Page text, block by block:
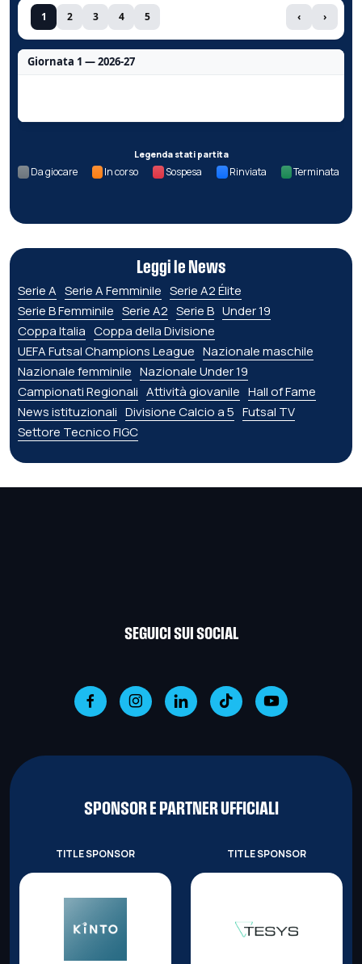
1 2 3 4 5 ‹ ›
Giornata 1 — 2026-27
Legenda stati partita
Da giocare In corso Sospesa Rinviata Terminata
Leggi le News
Serie A Serie A Femminile Serie A2 Élite
Serie B Femminile Serie A2 Serie B Under 19
Coppa Italia Coppa della Divisione
UEFA Futsal Champions League Nazionale maschile
Nazionale femminile Nazionale Under 19
Campionati Regionali Attività giovanile Hall of Fame
News istituzionali Divisione Calcio a 5 Futsal TV
Settore Tecnico FIGC
SEGUICI SUI SOCIAL
SPONSOR E PARTNER UFFICIALI
TITLE SPONSOR TITLE SPONSOR